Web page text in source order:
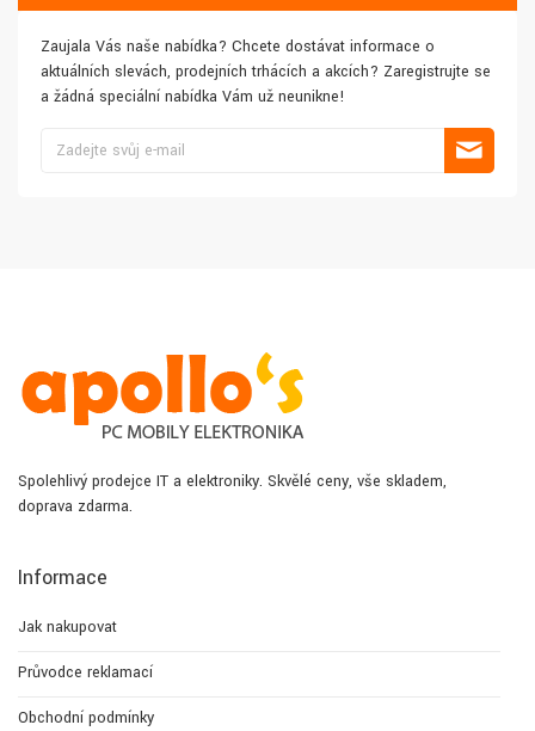
Zaujala Vás naše nabídka? Chcete dostávat informace o
aktuálních slevách, prodejních trhácích a akcích? Zaregistrujte se
a žádná speciální nabídka Vám už neunikne!
Spolehlivý prodejce IT a elektroniky. Skvělé ceny, vše skladem,
doprava zdarma.
Informace
Jak nakupovat
Průvodce reklamací
Obchodní podmínky